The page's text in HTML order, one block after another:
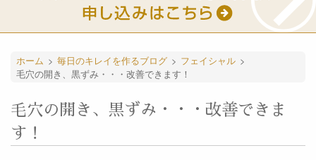
ホーム > 毎日のキレイを作るブログ > フェイシャル >
毛穴の開き、黒ずみ・・・改善できます！
毛穴の開き、黒ずみ・・・改善できま
す！